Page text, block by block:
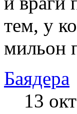
тем, у
мильон
Баядера
13